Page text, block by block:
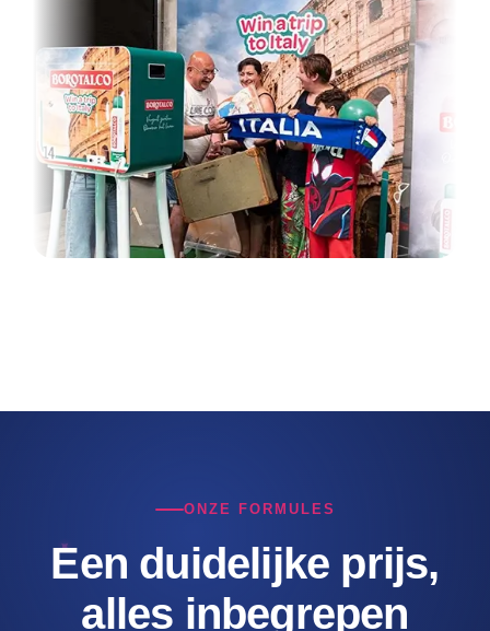
ONZE FORMULES
Een duidelijke prijs,
alles inbegrepen